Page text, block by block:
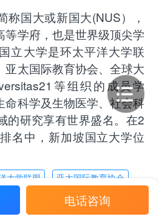
称国大或新国大(NUS），
等学府，也是世界级顶尖学
立大学是环太平洋大学联
亚太国际教育协会、全球大
等组织的成员学
命科学及生物医学、社会科
的研究享有世界盛名。在2
名中，新加坡国立大学位
大学联盟
亚太国际教育协会
电话咨询